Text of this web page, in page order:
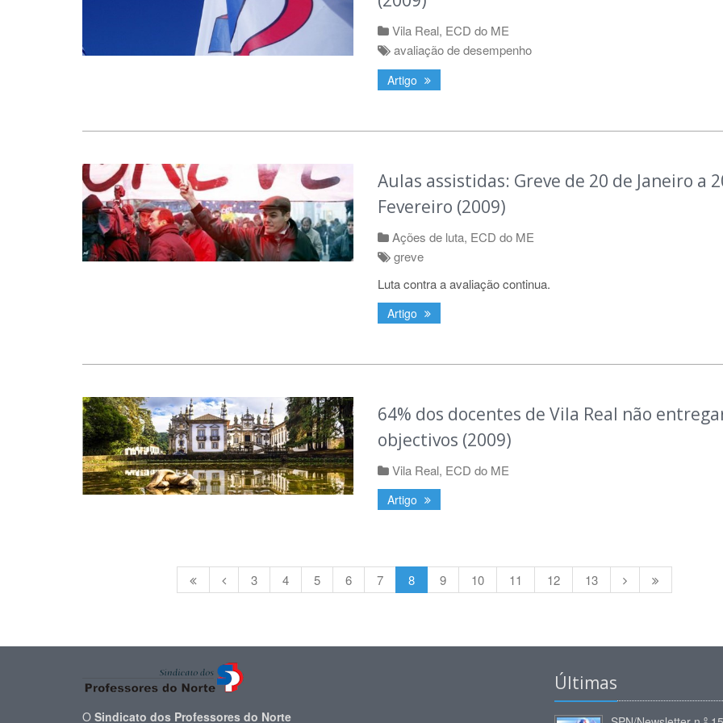
Vila Real, ECD do ME
avaliação de desempenho
Artigo
Aulas assistidas: Greve de 20 de Janeiro a
Fevereiro (2009)
Ações de luta, ECD do ME
greve
Luta contra a avaliação continua.
Artigo
64% dos docentes de Vila Real não
objectivos (2009)
Vila Real, ECD do ME
Artigo
3 4 5 6 7 8 9 10 11 12 13
O Sindicato dos Professores do Norte
Últimas